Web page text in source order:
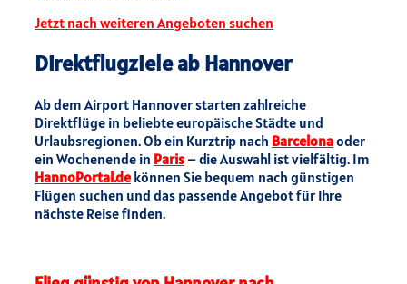
Jetzt nach weiteren Angeboten suchen
Direktflugziele ab Hannover
Ab dem Airport Hannover starten zahlreiche
Direktflüge in beliebte europäische Städte und
Urlaubsregionen. Ob ein Kurztrip nach Barcelonaoder
ein Wochenende in Paris – die Auswahl ist vielfältig. Im
HannoPortal.dekönnen Sie bequem nach günstigen
Flügen suchen und das passende Angebot für Ihre
nächste Reise finden.